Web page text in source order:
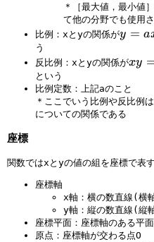
＊［最大値，最小値
て他の分野でも使用
比例：xとyの関係がy
a
y = a
う
反比例：xとyの関係がx
=
a
xy
という
比例定数：上記aのこと
＊ここでいう比例や反比例
についての関係である
座標
関数ではxとyの値の組を座標で表す
座標軸
x軸：横の数直線(横
y軸：縦の数直線(縦
座標平面：座標軸のある平
原点：座標軸が交わる点O